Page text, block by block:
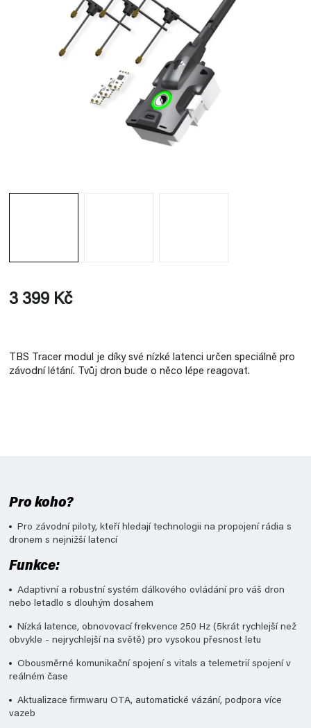
3 399 Kč
TBS Tracer modul je díky své nízké latenci určen speciálně pro
závodní létání. Tvůj dron bude o něco lépe reagovat.
Pro koho?
Pro závodní piloty, kteří hledají technologii na propojení rádia s
dronem s nejnižší latencí
Funkce:
Adaptivní a robustní systém dálkového ovládání pro váš dron
nebo letadlo s dlouhým dosahem
Nízká latence, obnovovací frekvence 250 Hz (5krát rychlejší než
obvykle - nejrychlejší na světě) pro vysokou přesnost letu
Obousměrné komunikační spojení s vitals a telemetrií spojení v
reálném čase
Aktualizace firmwaru OTA, automatické vázání, podpora více
vazeb